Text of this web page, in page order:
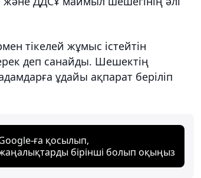
тікелей жұмыс істейтін
деп санайды. Шешектің
ұдайы ақпарат беріліп
ға қосылып,
бірінші болып оқыңыз